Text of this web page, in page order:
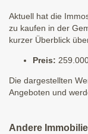
Aktuell hat die
zu kaufen in der
kurzer Überblick
Preis:
Die dargestellten
Angeboten und
Andere